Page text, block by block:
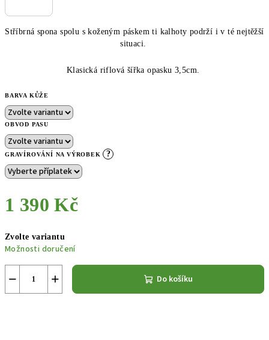
Stříbrná spona spolu s koženým páskem ti kalhoty podrží i v té nejtěžší
situaci.
Klasická riflová šířka opasku 3,5cm.
BARVA KŮŽE
OBVOD PASU
GRAVÍROVÁNÍ NA VÝROBEK ?
1 390 Kč
cena:
Zvolte variantu
Možnosti doručení
+
− Do košíku